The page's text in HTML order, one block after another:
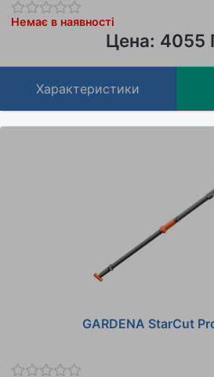
Цена: 4055
Немає в наявності
Характеристики
GARDENA StarCut